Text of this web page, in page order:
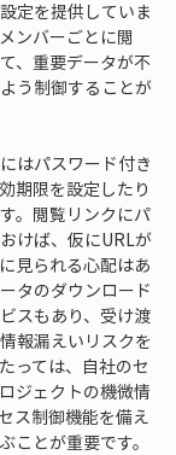
定を提供していま
ンバーごとに閲
、重要データが不
う制御することが
はパスワード付き
期限を設定したり
。閲覧リンクにパ
けば、仮にURLが
見られる心配はあ
タのダウンロード
スもあり、受け渡
報漏えいリスクを
っては、自社のセ
ジェクトの機微情
ス制御機能を備え
ことが重要です。